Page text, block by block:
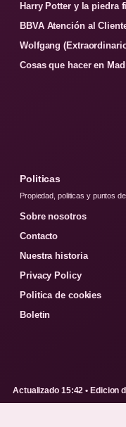
Harry Potter y la
BBVA Atención al
Wolfgang
Cosas que hacer en
Politicas
Propiedad, politicas y puntos
Sobre nosotros
Contacto
Nuestra historia
Privacy Policy
Politica de cookies
Boletin
Actualizado 15:42 • Edicion